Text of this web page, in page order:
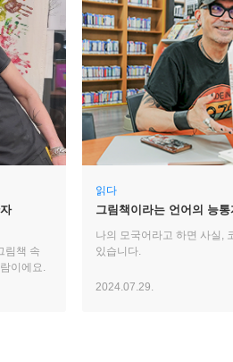
림책 속
이에요.
읽다
그림책이라는 언어의 능
나의 모국어라고 하면 사실,
있습니다.
2024.07.29.